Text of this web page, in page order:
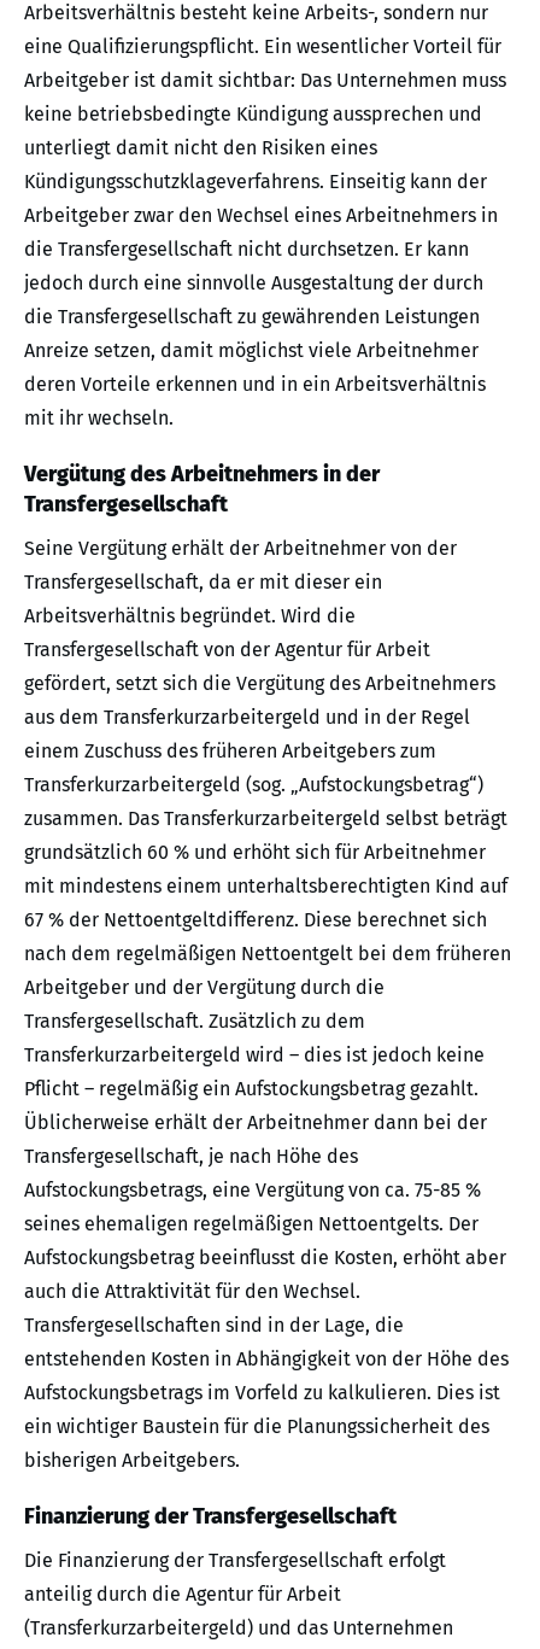
Arbeitsverhältnis besteht keine Arbeits-, sondern nur
eine Qualifizierungspflicht. Ein wesentlicher Vorteil für
Arbeitgeber ist damit sichtbar: Das Unternehmen muss
keine betriebsbedingte Kündigung aussprechen und
unterliegt damit nicht den Risiken eines
Kündigungsschutzklageverfahrens. Einseitig kann der
Arbeitgeber zwar den Wechsel eines Arbeitnehmers in
die Transfergesellschaft nicht durchsetzen. Er kann
jedoch durch eine sinnvolle Ausgestaltung der durch
die Transfergesellschaft zu gewährenden Leistungen
Anreize setzen, damit möglichst viele Arbeitnehmer
deren Vorteile erkennen und in ein Arbeitsverhältnis
mit ihr wechseln.
Vergütung des Arbeitnehmers in der
Transfergesellschaft
Seine Vergütung erhält der Arbeitnehmer von der
Transfergesellschaft, da er mit dieser ein
Arbeitsverhältnis begründet. Wird die
Transfergesellschaft von der Agentur für Arbeit
gefördert, setzt sich die Vergütung des Arbeitnehmers
aus dem Transferkurzarbeitergeld und in der Regel
einem Zuschuss des früheren Arbeitgebers zum
Transferkurzarbeitergeld (sog. „Aufstockungsbetrag“)
zusammen. Das Transferkurzarbeitergeld selbst beträgt
grundsätzlich 60 % und erhöht sich für Arbeitnehmer
mit mindestens einem unterhaltsberechtigten Kind auf
67 % der Nettoentgeltdifferenz. Diese berechnet sich
nach dem regelmäßigen Nettoentgelt bei dem früheren
Arbeitgeber und der Vergütung durch die
Transfergesellschaft. Zusätzlich zu dem
Transferkurzarbeitergeld wird – dies ist jedoch keine
Pflicht – regelmäßig ein Aufstockungsbetrag gezahlt.
Üblicherweise erhält der Arbeitnehmer dann bei der
Transfergesellschaft, je nach Höhe des
Aufstockungsbetrags, eine Vergütung von ca. 75-85 %
seines ehemaligen regelmäßigen Nettoentgelts. Der
Aufstockungsbetrag beeinflusst die Kosten, erhöht aber
auch die Attraktivität für den Wechsel.
Transfergesellschaften sind in der Lage, die
entstehenden Kosten in Abhängigkeit von der Höhe des
Aufstockungsbetrags im Vorfeld zu kalkulieren. Dies ist
ein wichtiger Baustein für die Planungssicherheit des
bisherigen Arbeitgebers.
Finanzierung der Transfergesellschaft
Die Finanzierung der Transfergesellschaft erfolgt
anteilig durch die Agentur für Arbeit
(Transferkurzarbeitergeld) und das Unternehmen